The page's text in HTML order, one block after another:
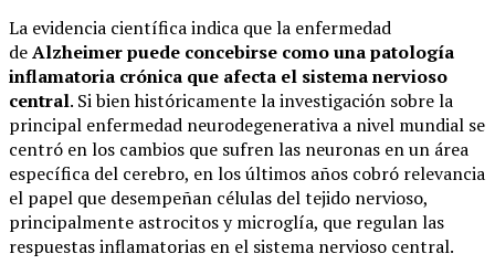
La evidencia científica indica que la enfermedad
deAlzheimer puede concebirse como una patología
inflamatoria crónica que afecta el sistema nervioso
central. Si bien históricamente la investigación sobre la
principal enfermedad neurodegenerativa a nivel mundial se
centró en los cambios que sufren las neuronas en un área
específica del cerebro, en los últimos años cobró relevancia
el papel que desempeñan células del tejido nervioso,
principalmente astrocitos y microglía, que regulan las
respuestas inflamatorias en el sistema nervioso central.